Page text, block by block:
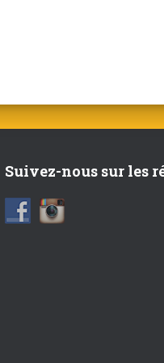
Suivez-nous sur les